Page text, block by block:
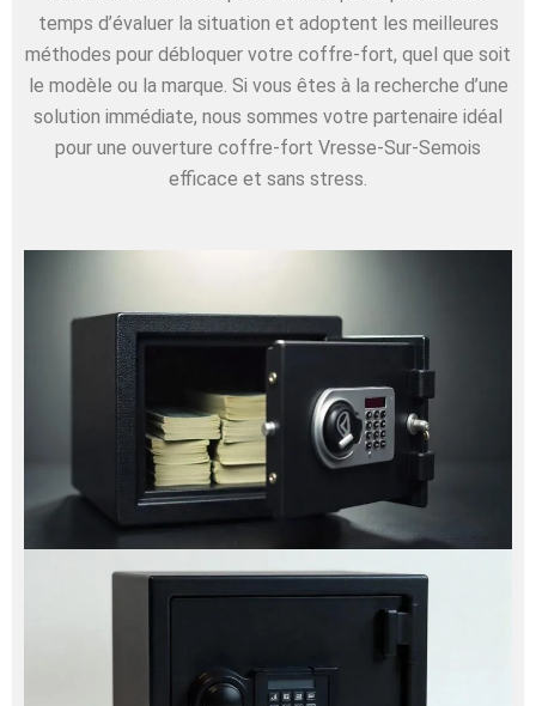
temps d’évaluer la situation et adoptent les meilleures
méthodes pour débloquer votre coffre-fort, quel que soit
le modèle ou la marque. Si vous êtes à la recherche d’une
solution immédiate, nous sommes votre partenaire idéal
pour une ouverture coffre-fort Vresse-Sur-Semois
efficace et sans stress.